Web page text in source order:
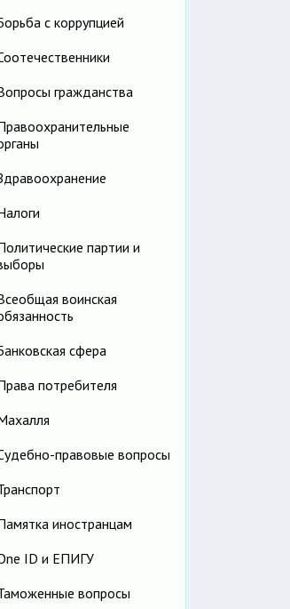
с коррупцией
гражданства
партии и
воинская
сфера
потребителя
правовые вопросы
иностранцам
ID и ЕПИГУ
вопросы